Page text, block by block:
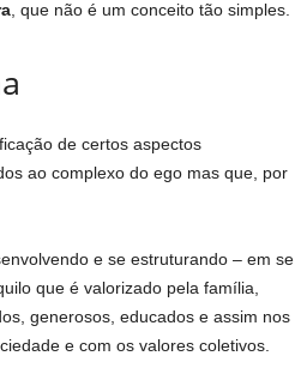
, que não é um conceito tão simples.
de certos aspectos
ao complexo do ego mas que, por
e se estruturando – em se
que é valorizado pela família,
generosos, educados e assim nos
e com os valores coletivos.